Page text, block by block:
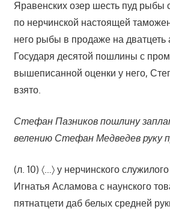
Яравенских озер шесть пуд
по нерчинской настоящей
него рыбы в продаже на дватцеть
Государя десятой пошлины с
вышеписанной оценки у него,
взято.
Стефан Пазников пошлину
велению Стефан Медведев руку
(л. 10) 〈…〉 у нерчинского
Игнатья Асламова с наунского
пятнатцети даб белых средней